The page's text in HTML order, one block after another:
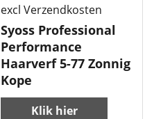
excl Verzendkosten
Syoss Professional
Performance
Haarverf 5-77 Zonnig
Kope
Klik hier